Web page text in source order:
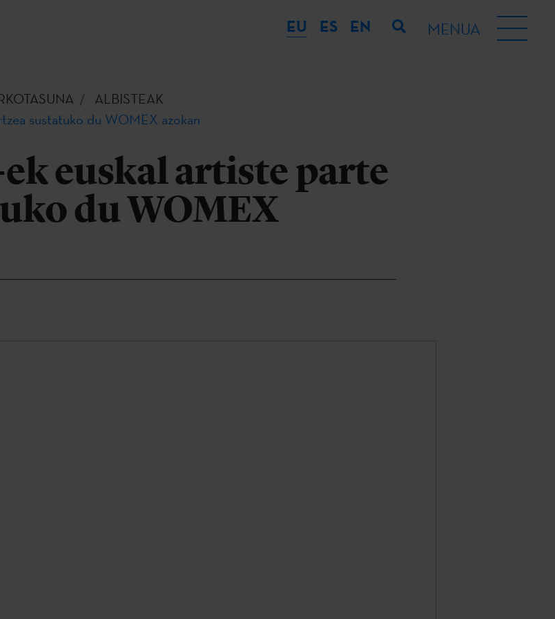
EU ES EN MENUA
ALBISTEAK
sustatuko du WOMEX azokan
euskal artiste parte
du WOMEX